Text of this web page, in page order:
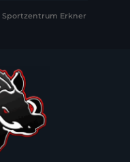
Sportzentrum Erkner